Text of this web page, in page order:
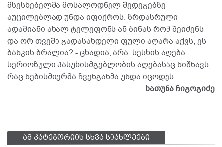
მსესხებელმა მოსალოდნელ შედეგებზე
აუცილებლად უნდა იფიქროს. ზრდასრული
ადამიანი ახალ ტელეფონს ან ბინას რომ შეიძენს
და ორ თვეში გადასახდელი ფული აღარა აქვს, ეს
ბანკის ბრალია? - ცხადია, არა. სესხის აღება
სერიოზული პასუხისმგებლობის აღებასაც ნიშნავს,
რაც ნებისმიერმა ჩვენგანმა უნდა იცოდეს.
ხათუნა ჩიგოგიძე
ამ კატეგორიის სხვა სიახლეები